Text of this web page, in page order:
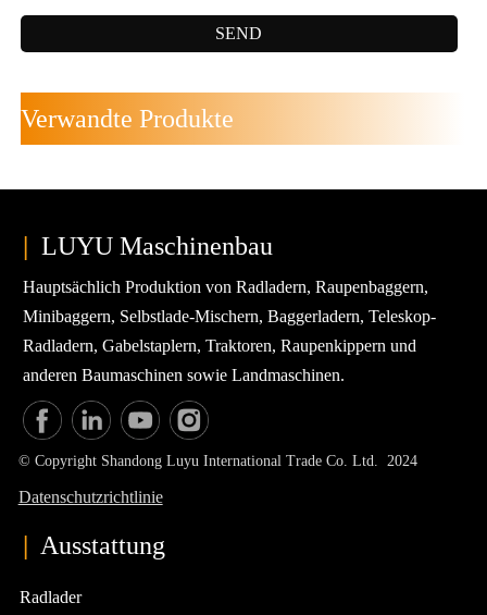
SEND
Verwandte Produkte
| LUYU Maschinenbau
Hauptsächlich Produktion von Radladern, Raupenbaggern,
Minibaggern, Selbstlade-Mischern, Baggerladern, Teleskop-
Radladern, Gabelstaplern, Traktoren, Raupenkippern und
anderen Baumaschinen sowie Landmaschinen.
© Copyright Shandong Luyu International Trade Co. Ltd. 2024
Datenschutzrichtlinie
| Ausstattung
Radlader